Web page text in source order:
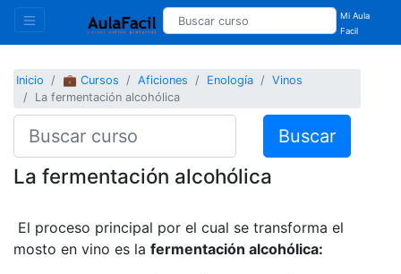
Mi Aula
Facil
Inicio 💼 Cursos Aficiones Enología
Vinos
La fermentación alcohólica
Buscar
La fermentación alcohólica
El proceso principal por el cual se transforma el
mosto en vino es la fermentación alcohólica: